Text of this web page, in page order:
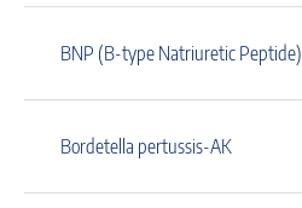
BNP (B-type Natriuretic Peptide)
Bordetella pertussis-AK